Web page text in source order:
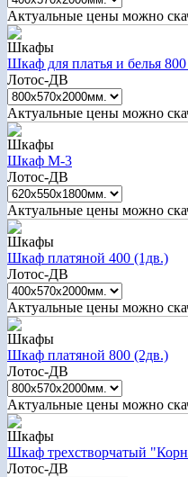
Актуальные цены можно
Шкафы
Шкаф для платья и белья
Лотос-ДВ
Актуальные цены можно
Шкафы
Шкаф М-3
Лотос-ДВ
Актуальные цены можно
Шкафы
Шкаф платяной 400 (1дв.)
Лотос-ДВ
Актуальные цены можно
Шкафы
Шкаф платяной 800 (2дв.)
Лотос-ДВ
Актуальные цены можно
Шкафы
Шкаф трехстворчатый
Лотос-ДВ